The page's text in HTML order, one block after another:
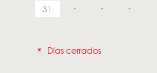
31
* Días cerrados